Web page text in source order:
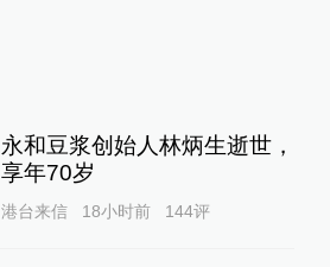
永和豆浆创始人林炳生逝世，
享年70岁
港台来信 18小时前 144评